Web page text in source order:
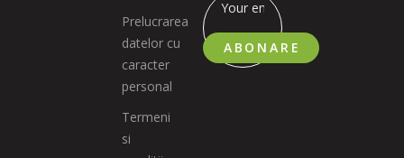
Prelucrarea
datelor cu
caracter
personal
Termeni
si
ABONARE